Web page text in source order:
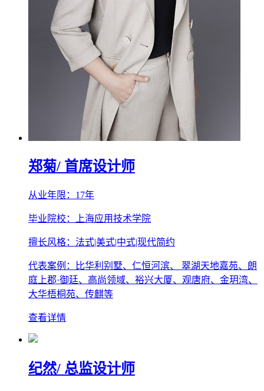
郑菊/ 首席设计师
从业年限：17年
毕业院校：上海应用技术学院
擅长风格：法式|美式|中式|现代简约
代表案例：比华利别墅、仁恒河滨、 翠湖天地嘉苑、朗
庭上郡·御廷、高尚领域、裕兴大厦、观唐府、金玥湾、
大华梧桐苑、传麒等
查看详情
纪然/ 总监设计师